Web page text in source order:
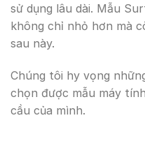
sử dụng lâu dài. Mẫu
không chỉ nhỏ hơn mà
sau này.
Chúng tôi hy vọng
chọn được mẫu máy
cầu của mình.